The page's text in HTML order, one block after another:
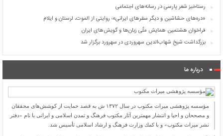
رستاخیز شعر پارسی در رسانه‌های اجتماعی
«دره‌های حشاشین و دیگر سفرهای ایرانی»؛ روایتی از الموت، لرستان و ایلام
فراخوان هشتمین همایش ملّی زبان‌ها و گویش‌های ایران
بزرگداشت شیخ شهاب‌الدین سهروردی در سهرورد برگزار شد
درباره ما
مؤسسه پژوهشی میراث مكتوب در سال ۱۳۷۲ ش به قصد حمایت از كوشش‌های محققان
و مصححان و احیا و انتشار مهمترین آثار مكتوب فرهنگ و تمدن اسلامی و ایرانی با نام «دفتر
نشر میراث مكتوب» و با كمك وزارت فرهنگ و ارشاد اسلامی تأسیس شد.